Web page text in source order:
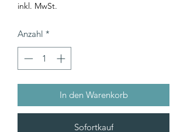
inkl. MwSt.
Anzahl *
In den Warenkorb
Sofortkauf